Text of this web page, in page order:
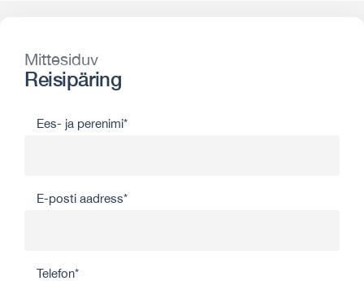
Mittesiduv
Reisipäring
Ees- ja perenimi*
E-posti aadress*
Telefon*